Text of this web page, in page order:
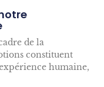
de la
constituent
humaine,